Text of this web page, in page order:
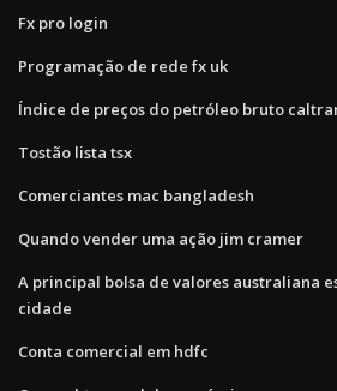
Fx pro login
Programação de rede fx uk
Índice de preços do petróleo bruto
Tostão lista tsx
Comerciantes mac bangladesh
Quando vender uma ação jim cramer
A principal bolsa de valores australiana
cidade
Conta comercial em hdfc